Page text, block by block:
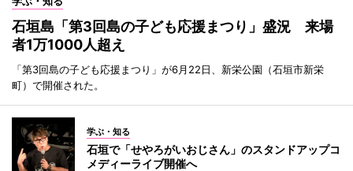
石垣島「第3回島の子ども応援まつり」盛況 来場
者1万1000人超え
「第3回島の子ども応援まつり」が6月22日、新栄公園（石垣市新栄
町）で開催された。
学ぶ・知る
石垣で「せやろがいおじさん」のスタンドアップコ
メディーライブ開催へ